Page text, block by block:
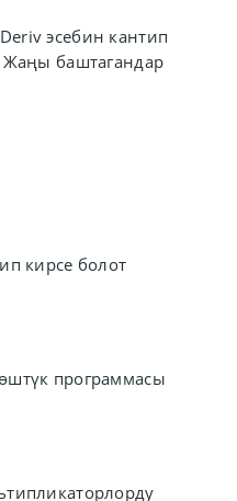
эсебин кантип
Жаңы баштагандар
менен каттоо
кирсе болот
программасы